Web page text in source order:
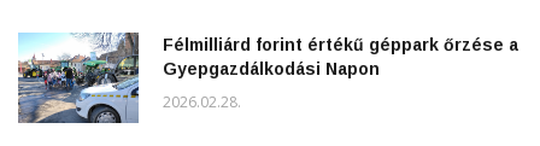
Félmilliárd forint értékű géppark őrzése a
Gyepgazdálkodási Napon
2026.02.28.